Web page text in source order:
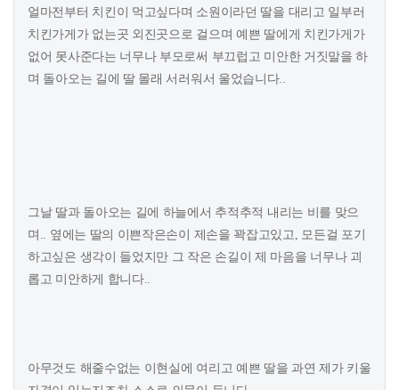
얼마전부터 치킨이 먹고싶다며 소원이라던 딸을 대리고 일부러
치킨가게가 없는곳 외진곳으로 걸으며 예쁜 딸에게 치킨가게가
없어 못사준다는 너무나 부모로써 부끄럽고 미안한 거짓말을 하
며 돌아오는 길에 딸 몰래 서러워서 울었습니다..
그날 딸과 돌아오는 길에 하늘에서 추적추적 내리는 비를 맞으
며.. 옆에는 딸의 이쁜작은손이 제손을 꽉잡고있고, 모든걸 포기
하고싶은 생각이 들었지만 그 작은 손길이 제 마음을 너무나 괴
롭고 미안하게 합니다..
아무것도 해줄수없는 이현실에 여리고 예쁜 딸을 과연 제가 키울